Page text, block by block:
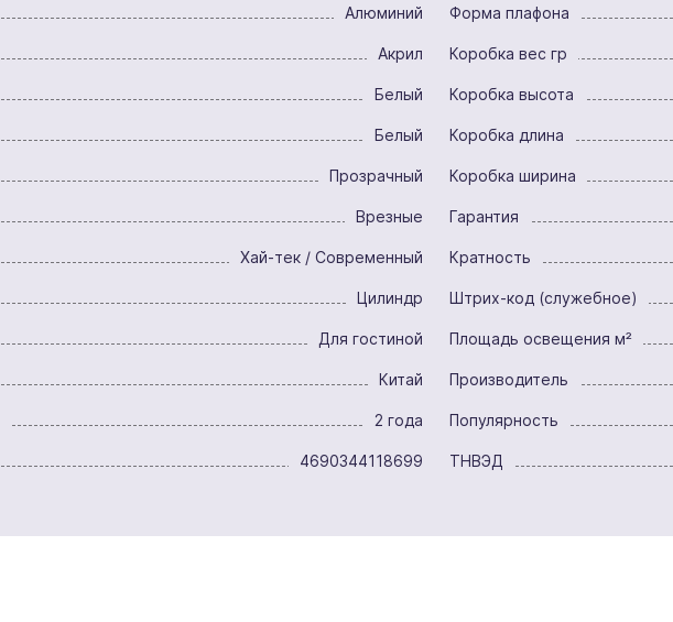
Алюминий
Акрил
Белый
Белый
Прозрачный
Врезные
Хай-тек / Современный
Цилиндр
Для гостиной
Китай
2 года
4690344118699
Форма плафона
Коробка вес гр
Коробка высота
Коробка длина
Коробка ширина
Гарантия
Кратность
Штрих-код (служебное)
Площадь освещения м²
Производитель
Популярность
ТНВЭД